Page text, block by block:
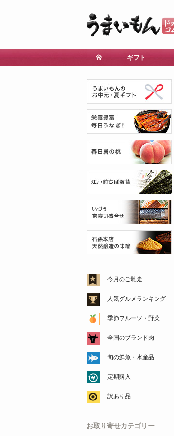
ギフト
今月のご馳走
人気グルメランキング
季節フルーツ・野菜
全国のブランド肉
旬の鮮魚・水産品
定期購入
訳あり品
お取り寄せカテゴリー